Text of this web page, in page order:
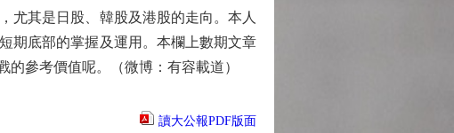
其是日股、韓股及港股的走向。本人
期底部的掌握及運用。本欄上數期文章
參考價值呢。（微博：有容載道）
讀大公報PDF版面